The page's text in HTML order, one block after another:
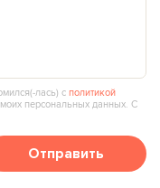
сполитикой
персональных данных. С
Отправить